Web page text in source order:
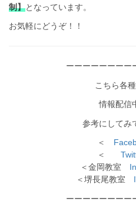
制】となっています。
お気軽にどうぞ！！
ーーーーーーーー
こちら各
情報配信
参考にしてみ
＜
＜
＜金岡教室
＜堺長尾教室
ーーーーーーーー